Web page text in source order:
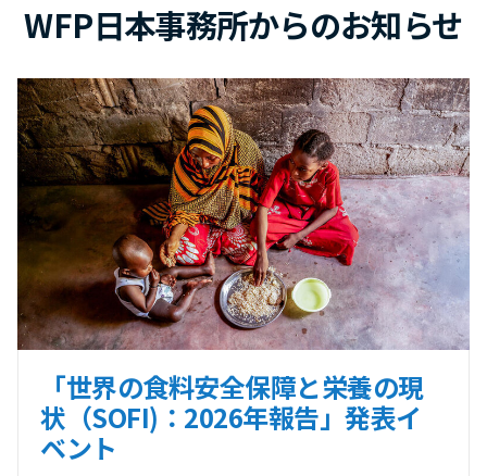
WFP日本事務所からのお知らせ
「世界の食料安全保障と栄養の現
状（SOFI)：2026年報告」発表イ
ベント